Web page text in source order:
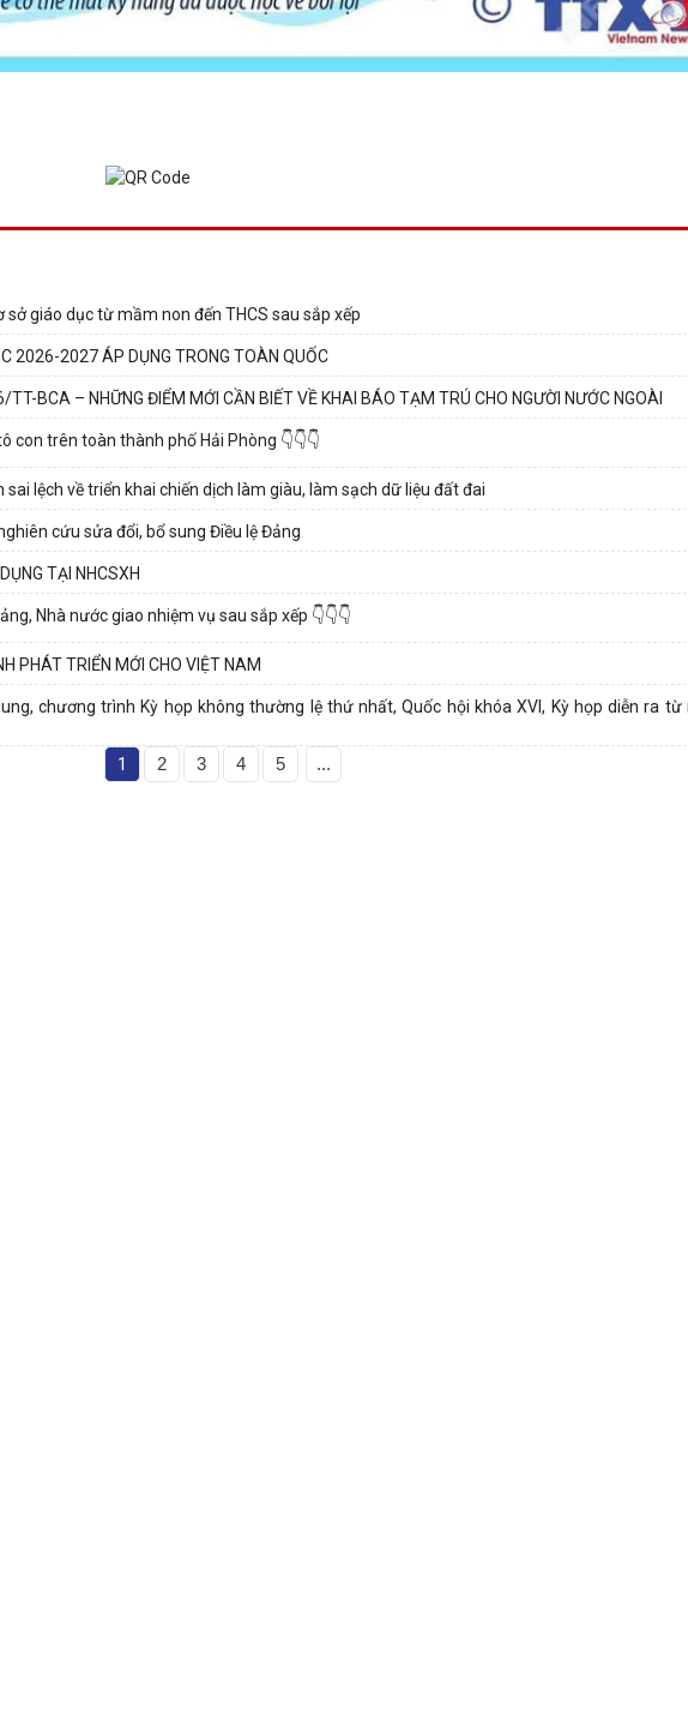
giáo dục từ mầm non đến THCS sau sắp xếp
2026-2027 ÁP DỤNG TRONG TOÀN QUỐC
BCA – NHỮNG ĐIỂM MỚI CẦN BIẾT VỀ KHAI BÁO TẠM TRÚ CHO NGƯỜI NƯỚC NGOÀI
trên toàn thành phố Hải Phòng 👇👇👇
lệch về triển khai chiến dịch làm giàu, làm sạch dữ liệu đất đai
cứu sửa đổi, bổ sung Điều lệ Đảng
TẠI NHCSXH
Nhà nước giao nhiệm vụ sau sắp xếp 👇👇👇
PHÁT TRIỂN MỚI CHO VIỆT NAM
chương trình Kỳ họp không thường lệ thứ nhất, Quốc hội khóa XVI, Kỳ họp diễn ra từ
1 2 3 4 5 ...